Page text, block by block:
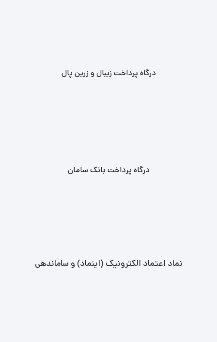
درگاه پرداخت زیبال و زرین پال
درگاه پرداخت بانک سامان
نماد اعتماد الکترونیک (اینماد) و ساماندهی